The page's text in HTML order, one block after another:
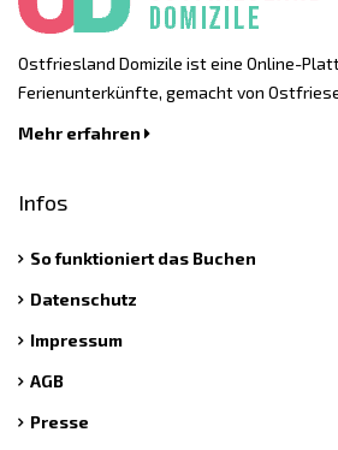
Ostfriesland Domizile ist eine Online-
Ferienunterkünfte, gemacht von
Mehr erfahren
Infos
So funktioniert das Buchen
Datenschutz
Impressum
AGB
Presse